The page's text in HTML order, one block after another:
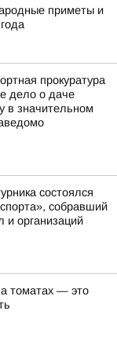
приметы и
прокуратура
дело о даче
в значительном
состоялся
собравший
и организаций
томатах — это